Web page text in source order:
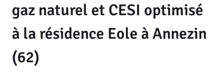
gaz naturel et CESI optimisé
à la résidence Eole à Annezin
(62)